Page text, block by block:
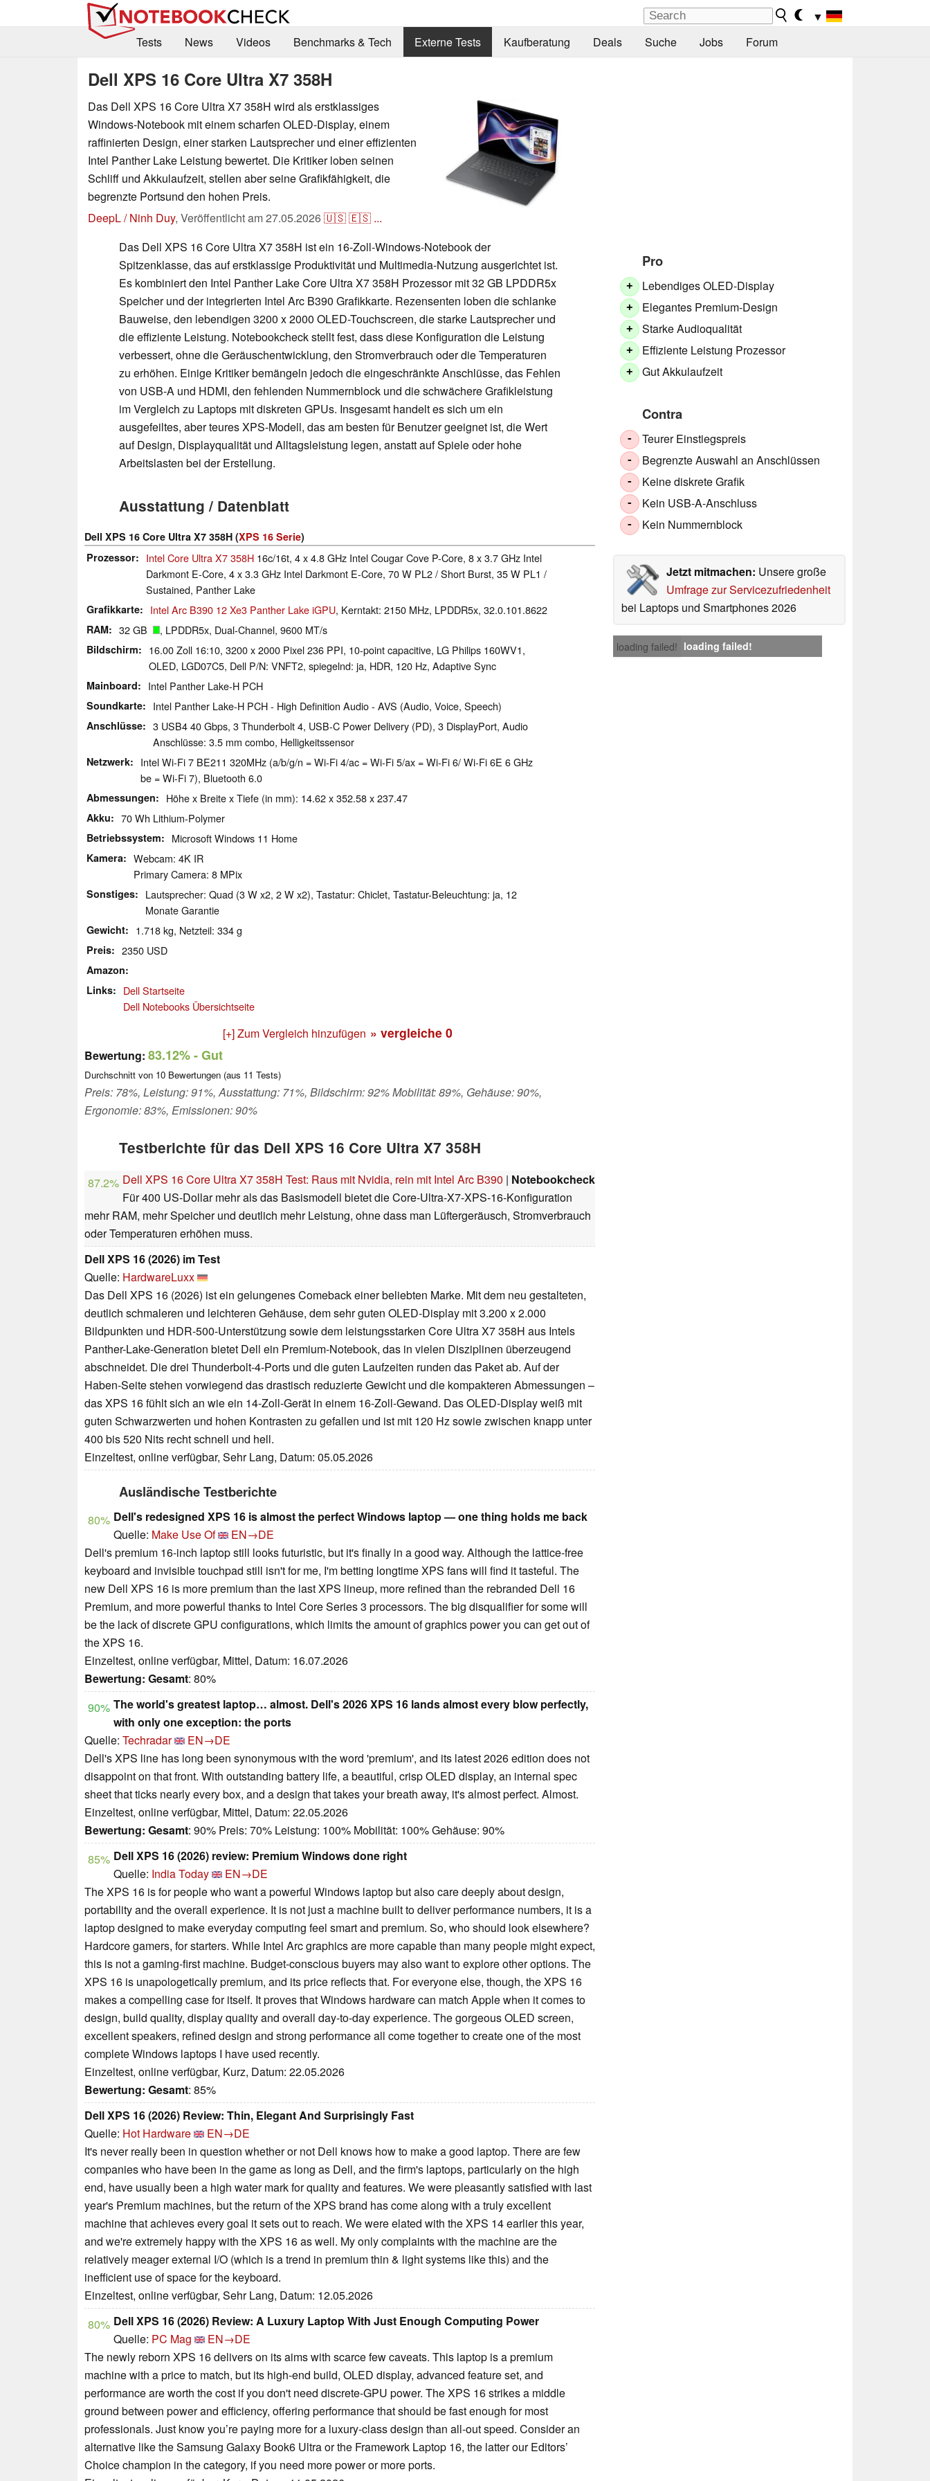
▼
Tests
News Videos Benchmarks & Tech Externe Tests Kaufberatung Deals Suche Jobs Forum
Dell XPS 16 Core Ultra X7 358H
Das Dell XPS 16 Core Ultra X7 358H wird als erstklassiges
Windows-Notebook mit einem scharfen OLED-Display, einem
raffinierten Design, einer starken Lautsprecher und einer effizienten
Intel Panther Lake Leistung bewertet. Die Kritiker loben seinen
Schliff und Akkulaufzeit, stellen aber seine Grafikfähigkeit, die
begrenzte Portsund den hohen Preis.
DeepL / Ninh Duy, Veröffentlicht am27.05.2026🇺🇸🇪🇸 ...
Pro
+ Lebendiges OLED-Display
+ Elegantes Premium-Design
+ Starke Audioqualität
+ Effiziente Leistung Prozessor
+ Gut Akkulaufzeit
Contra
- Teurer Einstiegspreis
- Begrenzte Auswahl an Anschlüssen
- Keine diskrete Grafik
- Kein USB-A-Anschluss
- Kein Nummernblock
Jetzt mitmachen: Unsere große
Umfrage zur Servicezufriedenheit
bei Laptops und Smartphones 2026
Das Dell XPS 16 Core Ultra X7 358H ist ein 16-Zoll-Windows-Notebook der
Spitzenklasse, das auf erstklassige Produktivität und Multimedia-Nutzung ausgerichtet ist.
Es kombiniert den Intel Panther Lake Core Ultra X7 358H Prozessor mit 32 GB LPDDR5x
Speicher und der integrierten Intel Arc B390 Grafikkarte. Rezensenten loben die schlanke
Bauweise, den lebendigen 3200 x 2000 OLED-Touchscreen, die starke Lautsprecher und
die effiziente Leistung. Notebookcheck stellt fest, dass diese Konfiguration die Leistung
verbessert, ohne die Geräuschentwicklung, den Stromverbrauch oder die Temperaturen
zu erhöhen. Einige Kritiker bemängeln jedoch die eingeschränkte Anschlüsse, das Fehlen
von USB-A und HDMI, den fehlenden Nummernblock und die schwächere Grafikleistung
im Vergleich zu Laptops mit diskreten GPUs. Insgesamt handelt es sich um ein
ausgefeiltes, aber teures XPS-Modell, das am besten für Benutzer geeignet ist, die Wert
auf Design, Displayqualität und Alltagsleistung legen, anstatt auf Spiele oder hohe
Arbeitslasten bei der Erstellung.
loading failed! loading failed!
Ausstattung / Datenblatt
Dell XPS 16 Core Ultra X7 358H (XPS 16 Serie)
Prozessor
Intel Core Ultra X7 358H 16c/16t, 4 x 4.8 GHz Intel Cougar Cove P-Core, 8 x 3.7 GHz Intel
Darkmont E-Core, 4 x 3.3 GHz Intel Darkmont E-Core, 70 W PL2 / Short Burst, 35 W PL1 /
Sustained, Panther Lake
Grafikkarte Intel Arc B390 12 Xe3 Panther Lake iGPU, Kerntakt: 2150 MHz, LPDDR5x, 32.0.101.8622
RAM 32 GB , LPDDR5x, Dual-Channel, 9600 MT/s
Bildschirm
16.00 Zoll 16:10, 3200 x 2000 Pixel 236 PPI, 10-point capacitive, LG Philips 160WV1,
OLED, LGD07C5, Dell P/N: VNFT2, spiegelnd: ja, HDR, 120 Hz, Adaptive Sync
Mainboard Intel Panther Lake-H PCH
Soundkarte Intel Panther Lake-H PCH - High Definition Audio - AVS (Audio, Voice, Speech)
Anschlüsse
3 USB4 40 Gbps, 3 Thunderbolt 4, USB-C Power Delivery (PD), 3 DisplayPort, Audio
Anschlüsse: 3.5 mm combo, Helligkeitssensor
Netzwerk
Intel Wi-Fi 7 BE211 320MHz (a/b/g/n = Wi-Fi 4/ac = Wi-Fi 5/ax = Wi-Fi 6/ Wi-Fi 6E 6 GHz
be = Wi-Fi 7), Bluetooth 6.0
Abmessungen Höhe x Breite x Tiefe (in mm): 14.62 x 352.58 x 237.47
Akku 70 Wh Lithium-Polymer
Betriebssystem Microsoft Windows 11 Home
Kamera
Webcam: 4K IR
Primary Camera: 8 MPix
Sonstiges
Lautsprecher: Quad (3 W x2, 2 W x2), Tastatur: Chiclet, Tastatur-Beleuchtung: ja, 12
Monate Garantie
Gewicht 1.718 kg, Netzteil: 334 g
Preis 2350 USD
Amazon
Links
Dell Startseite
Dell Notebooks Übersichtseite
[+] Zum Vergleich hinzufügen » vergleiche 0
Bewertung: 83.12%- Gut
Durchschnitt von 10 Bewertungen (aus 11 Tests)
Preis: 78%, Leistung: 91%, Ausstattung: 71%, Bildschirm: 92% Mobilität: 89%, Gehäuse: 90%,
Ergonomie: 83%, Emissionen: 90%
Testberichte für das Dell XPS 16 Core Ultra X7 358H
87.2% Dell XPS 16 Core Ultra X7 358H Test: Raus mit Nvidia, rein mit Intel Arc B390 | Notebookcheck
Für 400 US-Dollar mehr als das Basismodell bietet die Core-Ultra-X7-XPS-16-Konfiguration
mehr RAM, mehr Speicher und deutlich mehr Leistung, ohne dass man Lüftergeräusch, Stromverbrauch
oder Temperaturen erhöhen muss.
Dell XPS 16 (2026) im Test
Quelle: HardwareLuxx
Das Dell XPS 16 (2026) ist ein gelungenes Comeback einer beliebten Marke. Mit dem neu gestalteten,
deutlich schmaleren und leichteren Gehäuse, dem sehr guten OLED-Display mit 3.200 x 2.000
Bildpunkten und HDR-500-Unterstützung sowie dem leistungsstarken Core Ultra X7 358H aus Intels
Panther-Lake-Generation bietet Dell ein Premium-Notebook, das in vielen Disziplinen überzeugend
abschneidet. Die drei Thunderbolt-4-Ports und die guten Laufzeiten runden das Paket ab. Auf der
Haben-Seite stehen vorwiegend das drastisch reduzierte Gewicht und die kompakteren Abmessungen –
das XPS 16 fühlt sich an wie ein 14-Zoll-Gerät in einem 16-Zoll-Gewand. Das OLED-Display weiß mit
guten Schwarzwerten und hohen Kontrasten zu gefallen und ist mit 120 Hz sowie zwischen knapp unter
400 bis 520 Nits recht schnell und hell.
Einzeltest, online verfügbar, Sehr Lang, Datum: 05.05.2026
Ausländische Testberichte
80% Dell's redesigned XPS 16 is almost the perfect Windows laptop — one thing holds me back
Quelle: Make Use Of
EN→DE
Dell's premium 16-inch laptop still looks futuristic, but it's finally in a good way. Although the lattice-free
keyboard and invisible touchpad still isn't for me, I'm betting longtime XPS fans will find it tasteful. The
new Dell XPS 16 is more premium than the last XPS lineup, more refined than the rebranded Dell 16
Premium, and more powerful thanks to Intel Core Series 3 processors. The big disqualifier for some will
be the lack of discrete GPU configurations, which limits the amount of graphics power you can get out of
the XPS 16.
Einzeltest, online verfügbar, Mittel, Datum: 16.07.2026
Bewertung: Gesamt: 80%
90% The world's greatest laptop… almost. Dell's 2026 XPS 16 lands almost every blow perfectly,
with only one exception: the ports
Quelle: Techradar
EN→DE
Dell's XPS line has long been synonymous with the word 'premium', and its latest 2026 edition does not
disappoint on that front. With outstanding battery life, a beautiful, crisp OLED display, an internal spec
sheet that ticks nearly every box, and a design that takes your breath away, it's almost perfect. Almost.
Einzeltest, online verfügbar, Mittel, Datum: 22.05.2026
Bewertung: Gesamt: 90% Preis: 70% Leistung: 100% Mobilität: 100% Gehäuse: 90%
85% Dell XPS 16 (2026) review: Premium Windows done right
Quelle: India Today
EN→DE
The XPS 16 is for people who want a powerful Windows laptop but also care deeply about design,
portability and the overall experience. It is not just a machine built to deliver performance numbers, it is a
laptop designed to make everyday computing feel smart and premium. So, who should look elsewhere?
Hardcore gamers, for starters. While Intel Arc graphics are more capable than many people might expect,
this is not a gaming-first machine. Budget-conscious buyers may also want to explore other options. The
XPS 16 is unapologetically premium, and its price reflects that. For everyone else, though, the XPS 16
makes a compelling case for itself. It proves that Windows hardware can match Apple when it comes to
design, build quality, display quality and overall day-to-day experience. The gorgeous OLED screen,
excellent speakers, refined design and strong performance all come together to create one of the most
complete Windows laptops I have used recently.
Einzeltest, online verfügbar, Kurz, Datum: 22.05.2026
Bewertung: Gesamt: 85%
Dell XPS 16 (2026) Review: Thin, Elegant And Surprisingly Fast
Quelle: Hot Hardware
EN→DE
It's never really been in question whether or not Dell knows how to make a good laptop. There are few
companies who have been in the game as long as Dell, and the firm's laptops, particularly on the high
end, have usually been a high water mark for quality and features. We were pleasantly satisfied with last
year's Premium machines, but the return of the XPS brand has come along with a truly excellent
machine that achieves every goal it sets out to reach. We were elated with the XPS 14 earlier this year,
and we're extremely happy with the XPS 16 as well. My only complaints with the machine are the
relatively meager external I/O (which is a trend in premium thin & light systems like this) and the
inefficient use of space for the keyboard.
Einzeltest, online verfügbar, Sehr Lang, Datum: 12.05.2026
80% Dell XPS 16 (2026) Review: A Luxury Laptop With Just Enough Computing Power
Quelle: PC Mag
EN→DE
The newly reborn XPS 16 delivers on its aims with scarce few caveats. This laptop is a premium
machine with a price to match, but its high-end build, OLED display, advanced feature set, and
performance are worth the cost if you don't need discrete-GPU power. The XPS 16 strikes a middle
ground between power and efficiency, offering performance that should be fast enough for most
professionals. Just know you’re paying more for a luxury-class design than all-out speed. Consider an
alternative like the Samsung Galaxy Book6 Ultra or the Framework Laptop 16, the latter our Editors’
Choice champion in the category, if you need more power or more ports.